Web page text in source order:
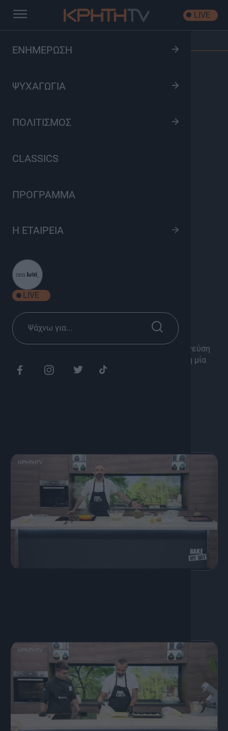
ΕΝΗΜΕΡΩΣΗ
ΨΥΧΑΓΩΓΙΑ
ΠΟΛΙΤΙΣΜΟΣ
CLASSICS
ΠΡΟΓΡΑΜΜΑ
Η ΕΤΑΙΡΕΙΑ
LIVE
LIVE
K Ψυχαγωγία
Σεζόν 2020
Διάρκεια: 25'
Μυστικά για τα πιο νόστιμα ζουμερά cookies με γεύση
μαστίχα, σταφίδα, λευκή σοκολάτα άλλα και άλλη μία
εκδοχή με cookies σοκολάτα πορτοκάλι!